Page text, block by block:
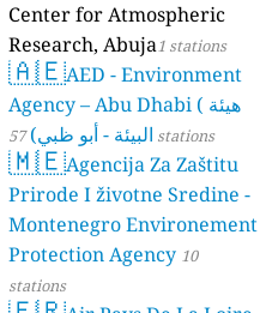
Center for Atmospheric
Research, Abuja1 stations
🇦🇪AED - Environment
Agency – Abu Dhabi ( هيئة
البيئة - أبو ظبي) 57 stations
🇲🇪Agencija Za Zaštitu
Prirode I životne Sredine -
Montenegro Environement
Protection Agency 10
stations